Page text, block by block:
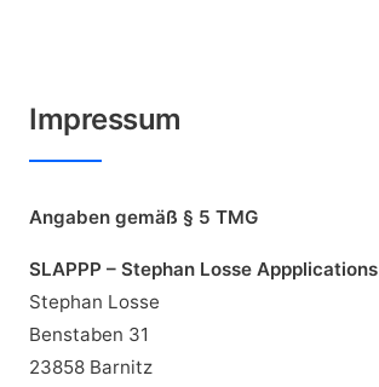
Impressum
Angaben gemäß § 5 TMG
SLAPPP – Stephan Losse Appplications
Stephan Losse
Benstaben 31
23858 Barnitz